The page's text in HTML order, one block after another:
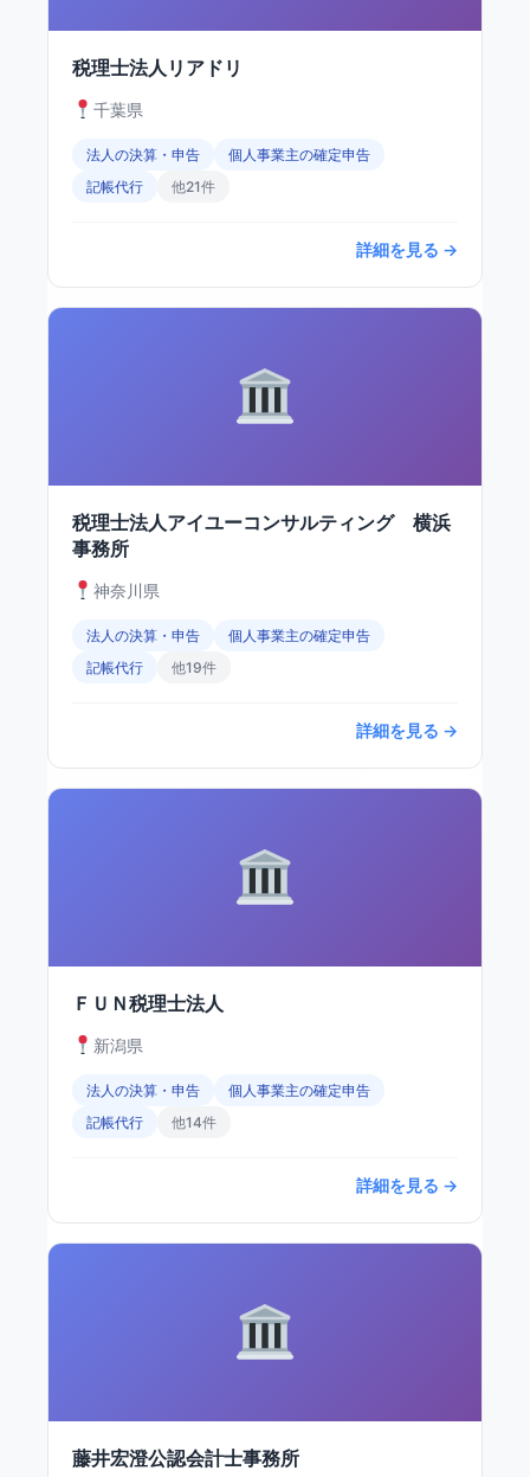
税理士法人リアドリ
千葉県
法人の決算・申告
個人事業主の確定申告
記帳代行
他21件
詳細を見る →
税理士法人アイユーコンサルティング 横浜
事務所
神奈川県
法人の決算・申告
個人事業主の確定申告
記帳代行
他19件
詳細を見る →
ＦＵＮ税理士法人
新潟県
法人の決算・申告
個人事業主の確定申告
記帳代行
他14件
詳細を見る →
藤井宏澄公認会計士事務所